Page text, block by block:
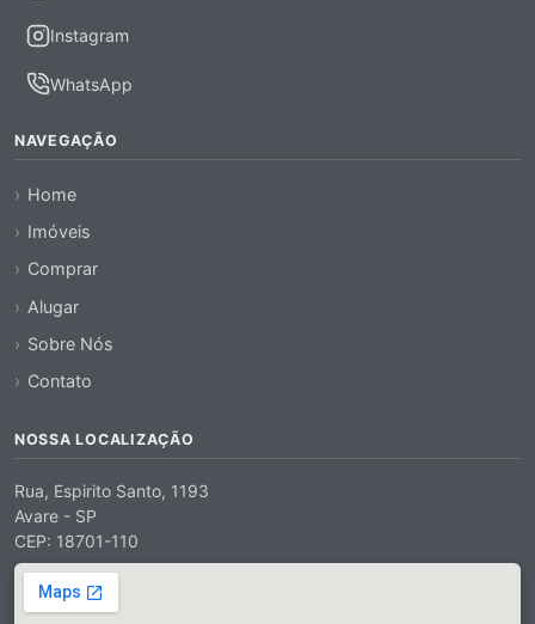
Instagram
WhatsApp
NAVEGAÇÃO
Home
Imóveis
Comprar
Alugar
Sobre Nós
Contato
NOSSA LOCALIZAÇÃO
Rua, Espirito Santo, 1193
Avare - SP
CEP: 18701-110